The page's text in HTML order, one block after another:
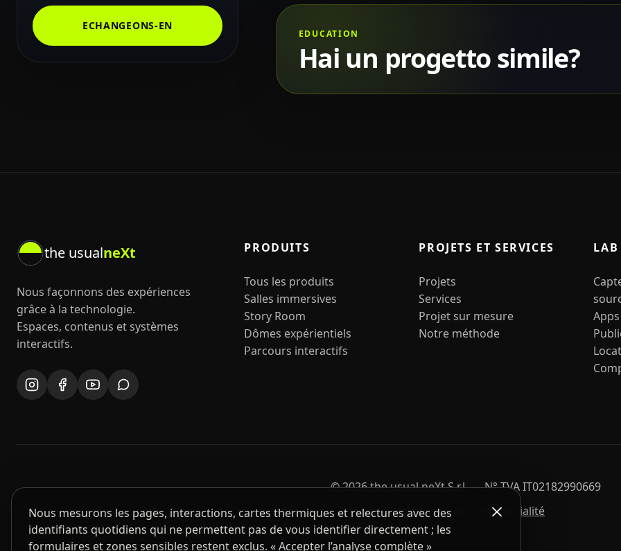
ECHANGEONS-EN
EDUCATION
Hai un progetto simile?
the usualneXt
Nous façonnons des expériences
grâce à la technologie.
Espaces, contenus et systèmes
interactifs.
PRODUITS
Tous les produits
Salles immersives
Story Room
Dômes expérientiels
Parcours interactifs
PROJETS ET SERVICES
Projets
Services
Projet sur mesure
Notre méthode
LAB
© 2026 the usual neXt S.r.l. — N° TVA IT02182990669
Préférences de confidentialité
Nous mesurons les pages, interactions, cartes thermiques et relectures avec des
identifiants quotidiens qui ne permettent pas de vous identifier directement ; les
formulaires et zones sensibles restent exclus. « Accepter l’analyse complète »